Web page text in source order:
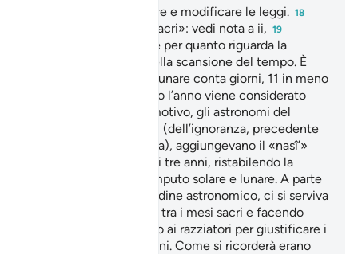
possibilità di promulgare e modificare le leggi. 18
«Quattro di loro sono sacri»: vedi nota a ii, 19
Versetto fondamentale per quanto riguarda la
definizione islamica della scansione del tempo. È
noto che il calendario lunare conta giorni, 11 in meno
di quello solare (quando l’anno viene considerato
bisestile). Per questo motivo, gli astronomi del
tempo della «jahiliyya» (dell’ignoranza, precedente
alla rivelazione coranica), aggiungevano il «nasî’»
(mese intercalare) ogni tre anni, ristabilendo la
corrispondenza tra computo solare e lunare. A parte
le preoccupazioni di ordine astronomico, ci si serviva
del «nasî’» inserendolo tra i mesi sacri e facendo
sì che fosse da pretesto ai razziatori per giustificare i
loro attacchi ai pellegrini. Come si ricorderà erano